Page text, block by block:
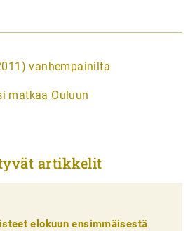
vanhempainilta
matkaa Ouluun
artikkelit
elokuun ensimmäisestä